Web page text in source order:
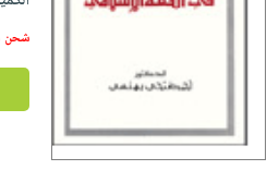
القراءة
أسئلة
يتكرر
أسئلة
masmu3
على
إختياراتنا
وسائل
تعليمية
الشخصية
جديد